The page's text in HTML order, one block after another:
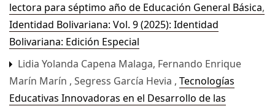
lectora para séptimo año de Educación General Básica,
Identidad Bolivariana: Vol. 9 (2025): Identidad
Bolivariana: Edición Especial
Lidia Yolanda Capena Malaga, Fernando Enrique
Marín Marín , Segress García Hevia , Tecnologías
Educativas Innovadoras en el Desarrollo de las